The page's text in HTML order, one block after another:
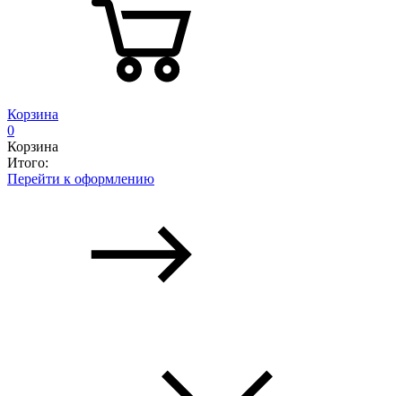
Корзина
0
Корзина
Итого:
Перейти к оформлению